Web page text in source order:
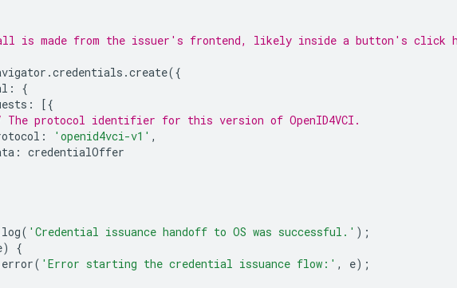
is made from the issuer's frontend, likely inside a button's click
.credentials .create({
:
{
:
[{
The protocol identifier for this version of OpenID4VCI.
: 'openid4vci-v1' ,
: credentialOffer
log( 'Credential issuance handoff to OS was successful.' );
)
{
error( 'Error starting the credential issuance flow:' , e);